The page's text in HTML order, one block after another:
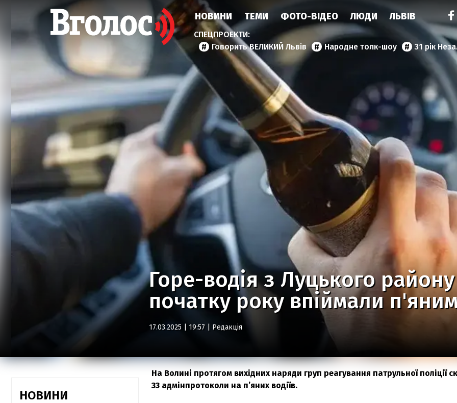
НОВИНИ ТЕМИ ФОТО-ВІДЕО ЛЮДИ ЛЬВІВ
Говорить ВЕЛИКИЙ Львів Народне толк-шоу 31 рік
Горе-водія з Луцького
початку року впіймали
17.03.2025 | 19:57 | Редакція
НОВИНИ
На Волині протягом вихідних наряди груп реагування патрульної поліції
33 адмінпротоколи на п’яних водіїв.